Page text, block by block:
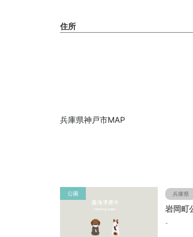
住所
兵庫県神戸市MAP
公園 兵庫県
-